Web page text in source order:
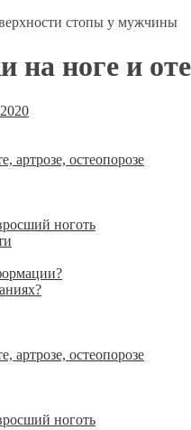
на ноге и
артрозе, остеопорозе
ноготь
артрозе, остеопорозе
ноготь